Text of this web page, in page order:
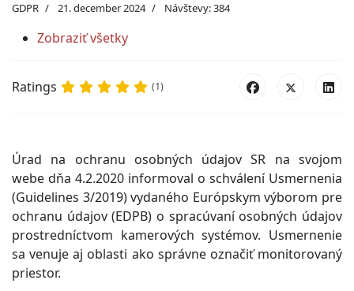
GDPR 21. december 2024 Návštevy: 384
Zobraziť všetky
Ratings (1)
Úrad na ochranu osobných údajov SR na svojom
webe dňa 4.2.2020 informoval o schválení Usmernenia
(Guidelines 3/2019) vydaného Európskym výborom pre
ochranu údajov (EDPB) o spracúvaní osobných údajov
prostredníctvom kamerových systémov. Usmernenie
sa venuje aj oblasti ako správne označiť monitorovaný
priestor.